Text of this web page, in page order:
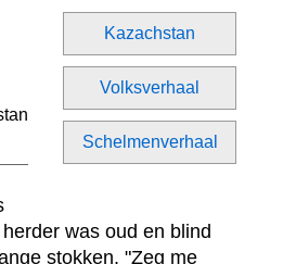
Kazachstan
Volksverhaal
Schelmenverhaal
was oud en blind
stokken. "Zeg me